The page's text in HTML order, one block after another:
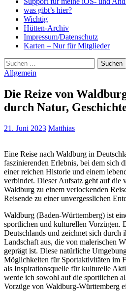
was gibt’s hier?
Wichtig
Hütten-Archiv
Impressum/Datenschutz
Karten – Nur für Mitglieder
Suchen
nach:
Allgemein
Die Reize von
durch Natur,
21. Juni 2023 Matthias
Eine Reise nach Waldburg in
faszinierenden Erlebnis, bei dem sich
einer reichen Historie und einem
verbindet. Dieser Aufsatz geht auf die
Waldburg zu einem verlockenden
Reisende zu einer unvergesslichen
Waldburg (Baden-Württemberg) ist
sportlichen und kulturellen Vorzügen.
Deutschlands und zeichnet sich durch
Landschaft aus, die von malerischen
geprägt ist. Diese natürliche
Möglichkeiten für Sportaktivitäten im
als Inspirationsquelle für kulturelle
werde ich sowohl auf die sportlichen
Vorzüge von Waldburg-Württemberg